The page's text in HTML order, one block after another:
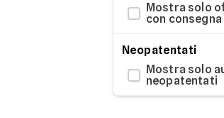
Mostra solo
con
Neopatentati
Mostra solo
neopatentati